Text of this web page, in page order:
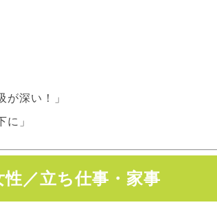
が深い！」
に」
／立ち仕事・家事